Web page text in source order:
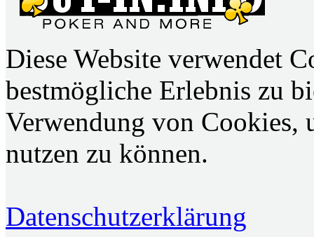
Diese Website verwendet
bestmögliche Erlebnis zu
Verwendung von Cookies,
nutzen zu können.
Datenschutzerklärung